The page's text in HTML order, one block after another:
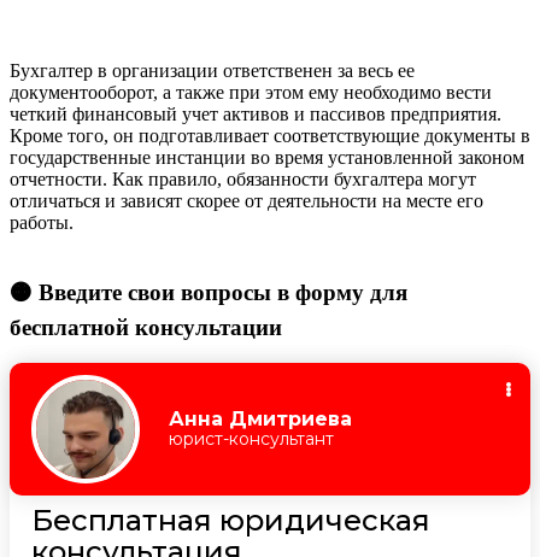
Бухгалтер в организации ответственен за весь ее
документооборот, а также при этом ему необходимо вести
четкий финансовый учет активов и пассивов предприятия.
Кроме того, он подготавливает соответствующие документы в
государственные инстанции во время установленной законом
отчетности. Как правило, обязанности бухгалтера могут
отличаться и зависят скорее от деятельности на месте его
работы.
🟠 Введите свои вопросы в форму для
бесплатной консультации